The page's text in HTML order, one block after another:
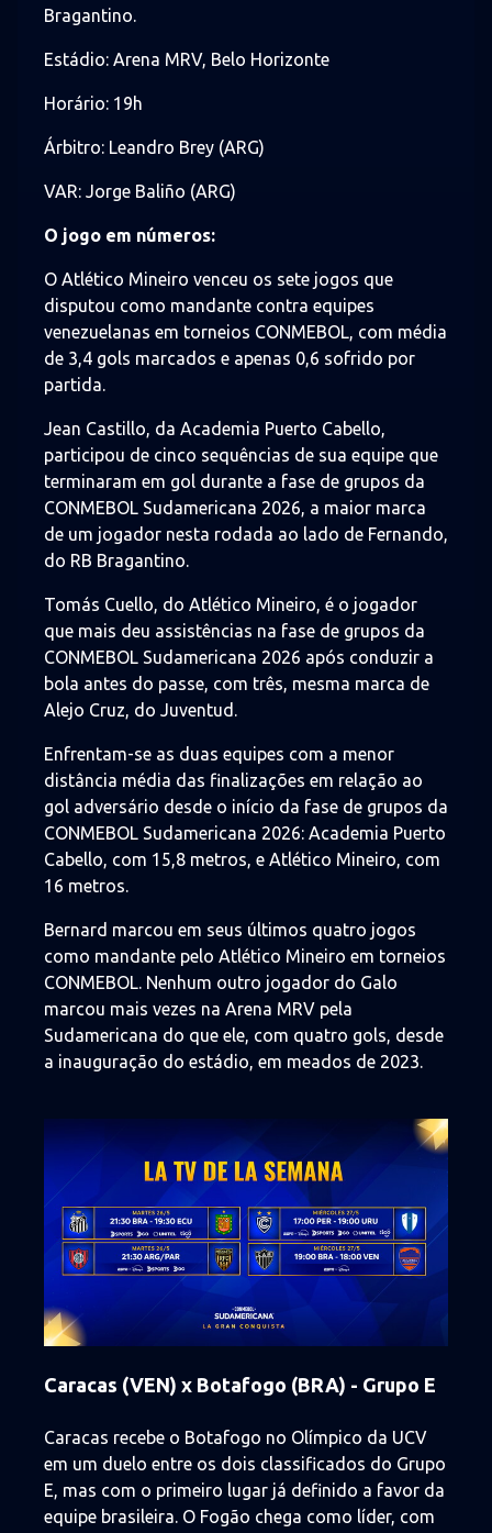
Bragantino.
Estádio: Arena MRV, Belo Horizonte
Horário: 19h
Árbitro: Leandro Brey (ARG)
VAR: Jorge Baliño (ARG)
O jogo em números:
O Atlético Mineiro venceu os sete jogos que
disputou como mandante contra equipes
venezuelanas em torneios CONMEBOL, com média
de 3,4 gols marcados e apenas 0,6 sofrido por
partida.
Jean Castillo, da Academia Puerto Cabello,
participou de cinco sequências de sua equipe que
terminaram em gol durante a fase de grupos da
CONMEBOL Sudamericana 2026, a maior marca
de um jogador nesta rodada ao lado de Fernando,
do RB Bragantino.
Tomás Cuello, do Atlético Mineiro, é o jogador
que mais deu assistências na fase de grupos da
CONMEBOL Sudamericana 2026 após conduzir a
bola antes do passe, com três, mesma marca de
Alejo Cruz, do Juventud.
Enfrentam-se as duas equipes com a menor
distância média das finalizações em relação ao
gol adversário desde o início da fase de grupos da
CONMEBOL Sudamericana 2026: Academia Puerto
Cabello, com 15,8 metros, e Atlético Mineiro, com
16 metros.
Bernard marcou em seus últimos quatro jogos
como mandante pelo Atlético Mineiro em torneios
CONMEBOL. Nenhum outro jogador do Galo
marcou mais vezes na Arena MRV pela
Sudamericana do que ele, com quatro gols, desde
a inauguração do estádio, em meados de 2023.
Imagem
Caracas (VEN) x Botafogo (BRA) - Grupo E
Caracas recebe o Botafogo no Olímpico da UCV
em um duelo entre os dois classificados do Grupo
E, mas com o primeiro lugar já definido a favor da
equipe brasileira. O Fogão chega como líder, com